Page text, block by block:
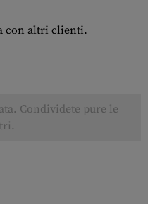
con altri clienti.
Condividete pure le